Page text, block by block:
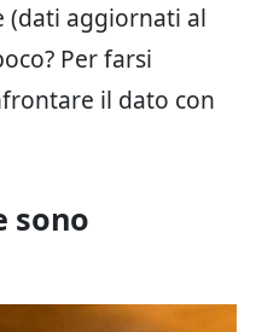
(dati aggiornati al
Per farsi
il dato con
sono